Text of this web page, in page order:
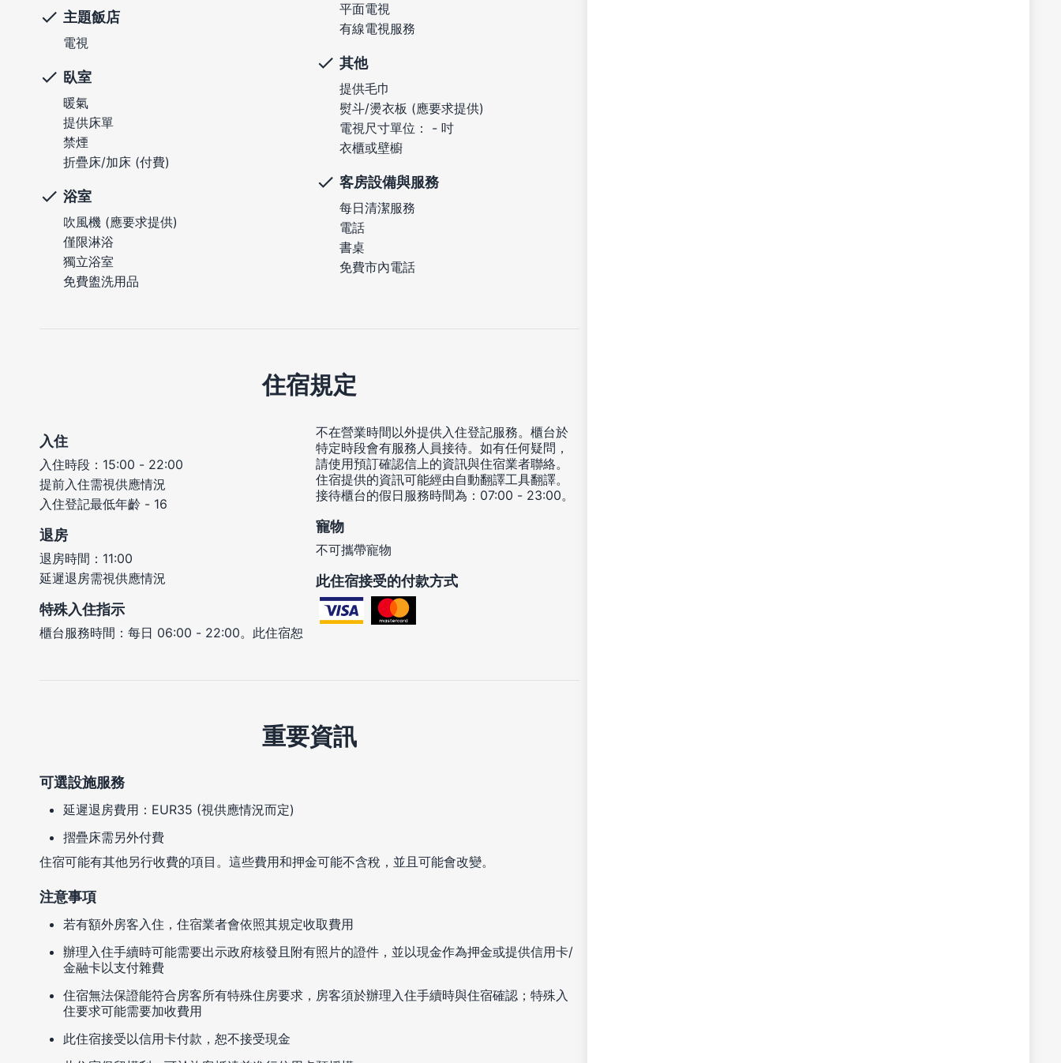
主題飯店
電視
臥室
暖氣
提供床單
禁煙
折疊床/加床 (付費)
浴室
吹風機 (應要求提供)
僅限淋浴
獨立浴室
免費盥洗用品
平面電視
有線電視服務
其他
提供毛巾
熨斗/燙衣板 (應要求提供)
電視尺寸單位： - 吋
衣櫃或壁櫥
客房設備與服務
每日清潔服務
電話
書桌
免費市內電話
住宿規定
入住
入住時段：15:00 - 22:00
提前入住需視供應情況
入住登記最低年齡 - 16
退房
退房時間：11:00
延遲退房需視供應情況
特殊入住指示
櫃台服務時間：每日 06:00 - 22:00。此住宿恕
不在營業時間以外提供入住登記服務。櫃台於
特定時段會有服務人員接待。如有任何疑問，
請使用預訂確認信上的資訊與住宿業者聯絡。
住宿提供的資訊可能經由自動翻譯工具翻譯。
接待櫃台的假日服務時間為：07:00 - 23:00。
寵物
不可攜帶寵物
此住宿接受的付款方式
重要資訊
可選設施服務
延遲退房費用：EUR35 (視供應情況而定)
摺疊床需另外付費
住宿可能有其他另行收費的項目。這些費用和押金可能不含稅，並且可能會改變。
注意事項
若有額外房客入住，住宿業者會依照其規定收取費用
辦理入住手續時可能需要出示政府核發且附有照片的證件，並以現金作為押金或提供信用卡/
金融卡以支付雜費
住宿無法保證能符合房客所有特殊住房要求，房客須於辦理入住手續時與住宿確認；特殊入
住要求可能需要加收費用
此住宿接受以信用卡付款，恕不接受現金